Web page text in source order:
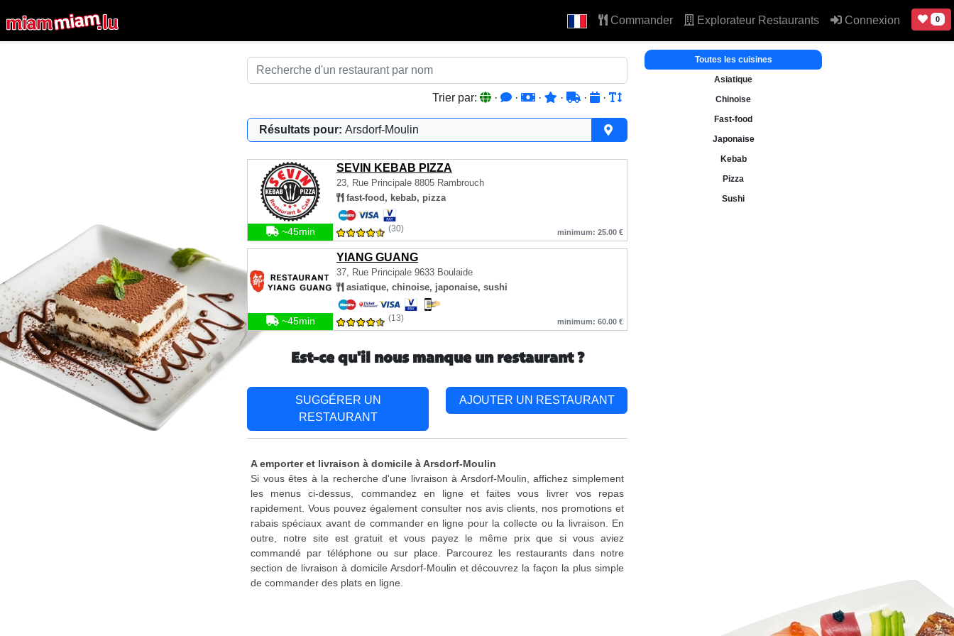
Commander Explorateur Restaurants Connexion 0
Trier par: · · · · · ·
Résultats pour: Arsdorf-Moulin
SEVIN KEBAB PIZZA
23, Rue Principale 8805 Rambrouch
fast-food, kebab, pizza
~45min (30) minimum: 25.00 €
YIANG GUANG
37, Rue Principale 9633 Boulaide
asiatique, chinoise, japonaise, sushi
~45min (13) minimum: 60.00 €
Toutes les cuisines
Asiatique
Chinoise
Fast-food
Japonaise
Kebab
Pizza
Sushi
Est-ce qu'il nous manque un restaurant ?
SUGGÉRER UN
RESTAURANT
AJOUTER UN RESTAURANT
A emporter et livraison à domicile à Arsdorf-Moulin
Si vous êtes à la recherche d'une livraison à Arsdorf-Moulin, affichez simplement
les menus ci-dessus, commandez en ligne et faites vous livrer vos repas
rapidement. Vous pouvez également consulter nos avis clients, nos promotions et
rabais spéciaux avant de commander en ligne pour la collecte ou la livraison. En
outre, notre site est gratuit et vous payez le même prix que si vous aviez
commandé par téléphone ou sur place. Parcourez les restaurants dans notre
section de livraison à domicile Arsdorf-Moulin et découvrez la façon la plus simple
de commander des plats en ligne.